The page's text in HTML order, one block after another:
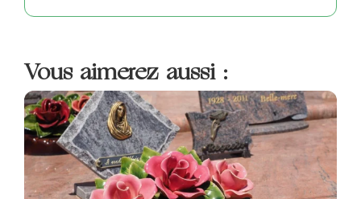
Vous aimerez aussi :